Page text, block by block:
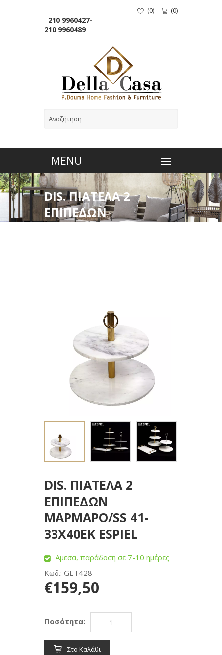
210 9960427-
210 9960489
(0) (0)
DIS. ΠΙΑΤΕΛΑ 2
ΕΠΙΠΕΔΩΝ
ΜΑΡΜΑΡΟ/SS 41-
DIS. ΠΙΑΤΕΛΑ 2
ΕΠΙΠΕΔΩΝ
ΜΑΡΜΑΡΟ/SS 41-
33X40ΕΚ ESPIEL
Άμεσα, παράδοση σε 7-10 ημέρες
Κωδ.: GET428
€159,50
Ποσότητα:
Στο Καλάθι